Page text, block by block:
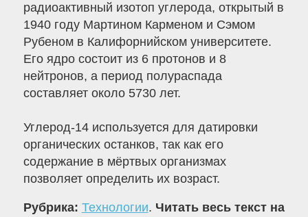
радиоактивный изотоп углерода, открытый в
1940 году Мартином Карменом и Сэмом
Рубеном в Калифорнийском университете.
Его ядро состоит из 6 протонов и 8
нейтронов, а период полураспада
составляет около 5730 лет.
Углерод-14 используется для датировки
органических останков, так как его
содержание в мёртвых организмах
позволяет определить их возраст.
Рубрика: Технологии. Читать весь текст на